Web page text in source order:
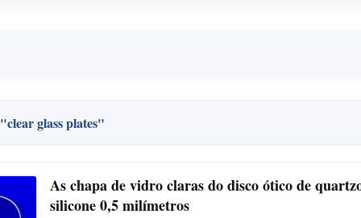
"clear glass plates"
As chapa de vidro claras do disco ótico de
silicone 0,5 milímetros